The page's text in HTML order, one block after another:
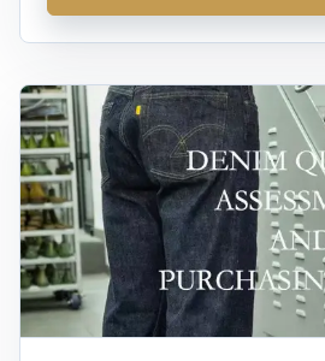
एक कहावत कहना